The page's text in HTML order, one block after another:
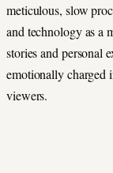
meticulous, slow
and technology as a
stories and personal
emotionally charged
viewers.